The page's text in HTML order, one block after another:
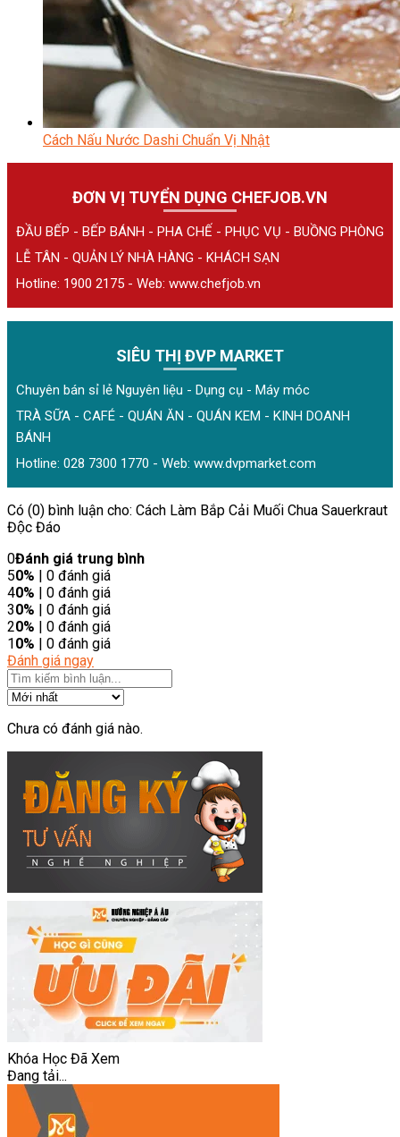
Cách Nấu Nước Dashi Chuẩn Vị Nhật
ĐƠN VỊ TUYỂN DỤNG CHEFJOB.VN
ĐẦU BẾP - BẾP BÁNH - PHA CHẾ - PHỤC VỤ - BUỒNG PHÒNG
LỄ TÂN - QUẢN LÝ NHÀ HÀNG - KHÁCH SẠN
Hotline: 1900 2175 - Web: www.chefjob.vn
SIÊU THỊ ĐVP MARKET
Chuyên bán sỉ lẻ Nguyên liệu - Dụng cụ - Máy móc
TRÀ SỮA - CAFÉ - QUÁN ĂN - QUÁN KEM - KINH DOANH
BÁNH
Hotline: 028 7300 1770 - Web: www.dvpmarket.com
Có (0) bình luận cho: Cách Làm Bắp Cải Muối Chua Sauerkraut
Độc Đáo
0Đánh giá trung bình
50% | 0 đánh giá
40% | 0 đánh giá
30% | 0 đánh giá
20% | 0 đánh giá
1 0% | 0 đánh giá
Đánh giá ngay
Chưa có đánh giá nào.
Khóa Học Đã Xem
Đang tải...